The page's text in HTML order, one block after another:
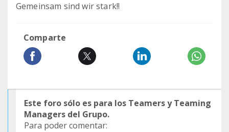
Gemeinsam sind wir stark!!
Comparte
Este foro sólo es para los Teamers y Teaming
Managers del Grupo.
Para poder comentar: